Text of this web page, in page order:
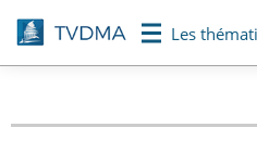
Aller
au
contenu
Les